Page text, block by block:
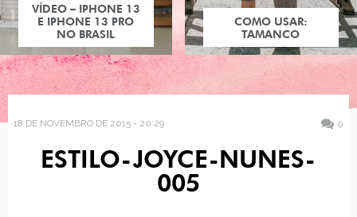
VÍDEO – IPHONE 13
E IPHONE 13 PRO
NO BRASIL
COMO USAR:
TAMANCO
18 DE NOVEMBRO DE 2015 - 20:29 0
ESTILO-JOYCE-NUNES-
005